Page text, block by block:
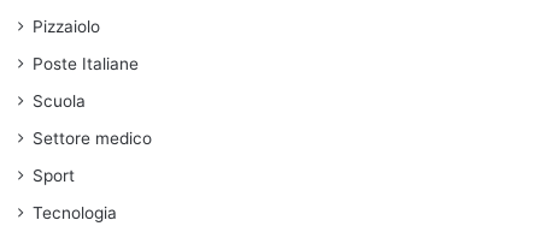
Pizzaiolo
Poste Italiane
Scuola
Settore medico
Sport
Tecnologia